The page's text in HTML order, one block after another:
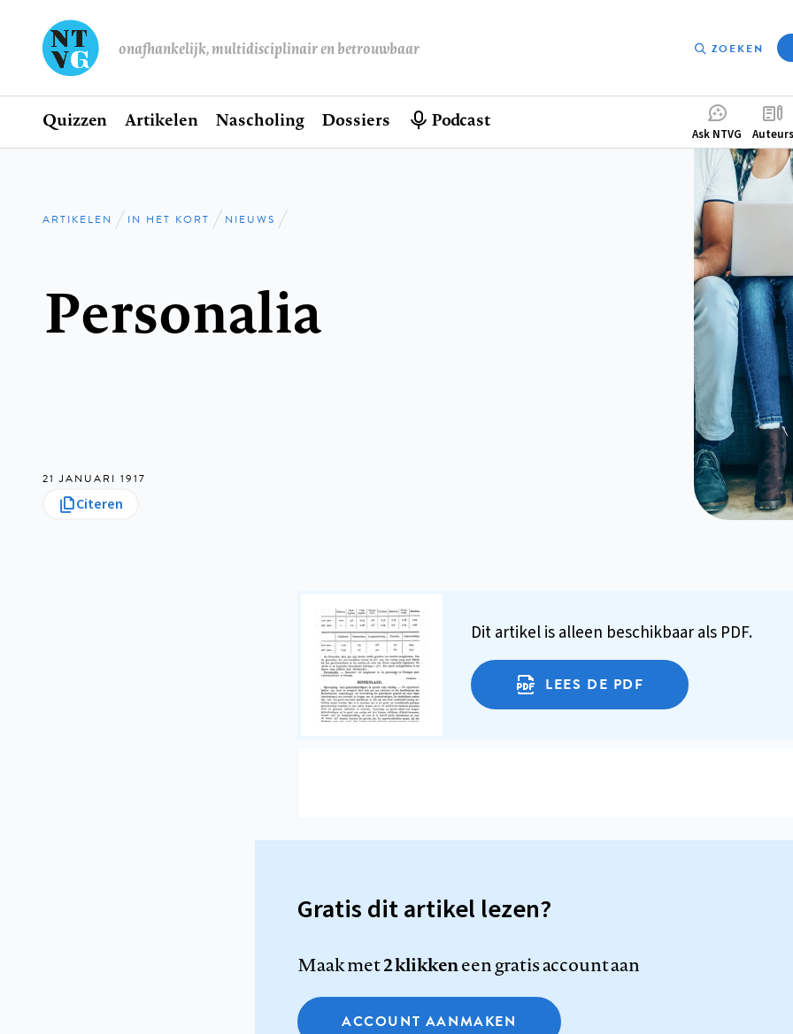
onafhankelijk, multidisciplinair en betrouwbaar ZOEKEN
Hoofdnavigatie
Home
Quizzen Artikelen Nascholing Dossiers Podcast
menu
Ask NTVG Auteurs
Kruimelpad
ARTIKELEN IN HET KORT NIEUWS
Personalia
21 JANUARI 1917
Citeren
Dit artikel is alleen beschikbaar als PDF.
LEES DE PDF
Gratis dit artikel lezen?
Maak met2 klikkeneen gratis account aan
ACCOUNT AANMAKEN